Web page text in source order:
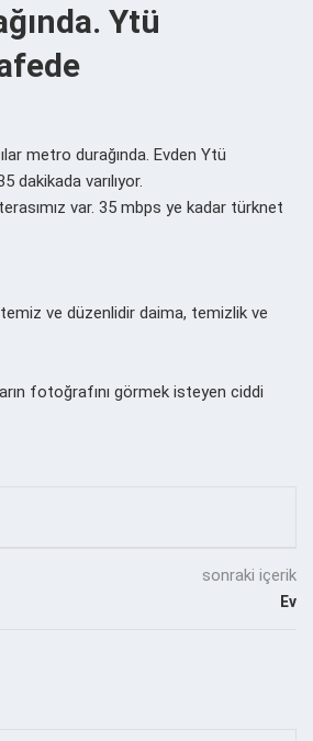
Ytü
metro durağında. Evden Ytü
dakikada varılıyor.
var. 35 mbps ye kadar türknet
ve düzenlidir daima, temizlik ve
fotoğrafını görmek isteyen ciddi
sonraki içerik
Ev